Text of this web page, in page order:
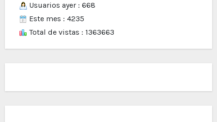
Usuarios ayer : 668
Este mes : 4235
Total de vistas : 1363663